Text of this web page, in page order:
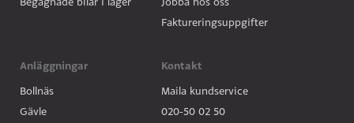
Anläggningar
Bollnäs
Gävle
Faktureringsuppgifter
Kontakt
Maila kundservice
020-50 02 50